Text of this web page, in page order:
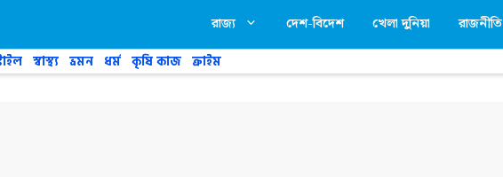
রাজ্য দেশ-বিদেশ খেলা দুনিয়া রাজনীতি
স্বাস্থ্য ভ্রমন ধর্ম কৃষি কাজ ক্রাইম